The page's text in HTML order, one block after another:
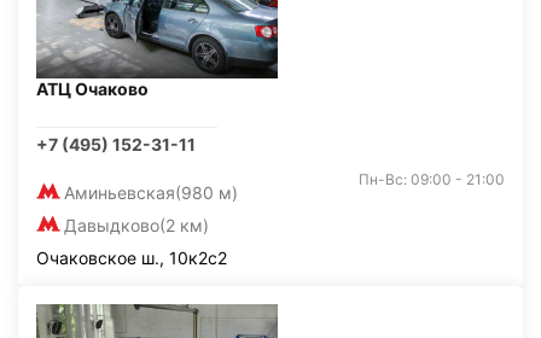
АТЦ Очаково
+7 (495) 152-31-11
Аминьевская(980 м)
Давыдково(2 км)
Пн-Вс: 09:00 - 21:00
Очаковское ш., 10к2с2